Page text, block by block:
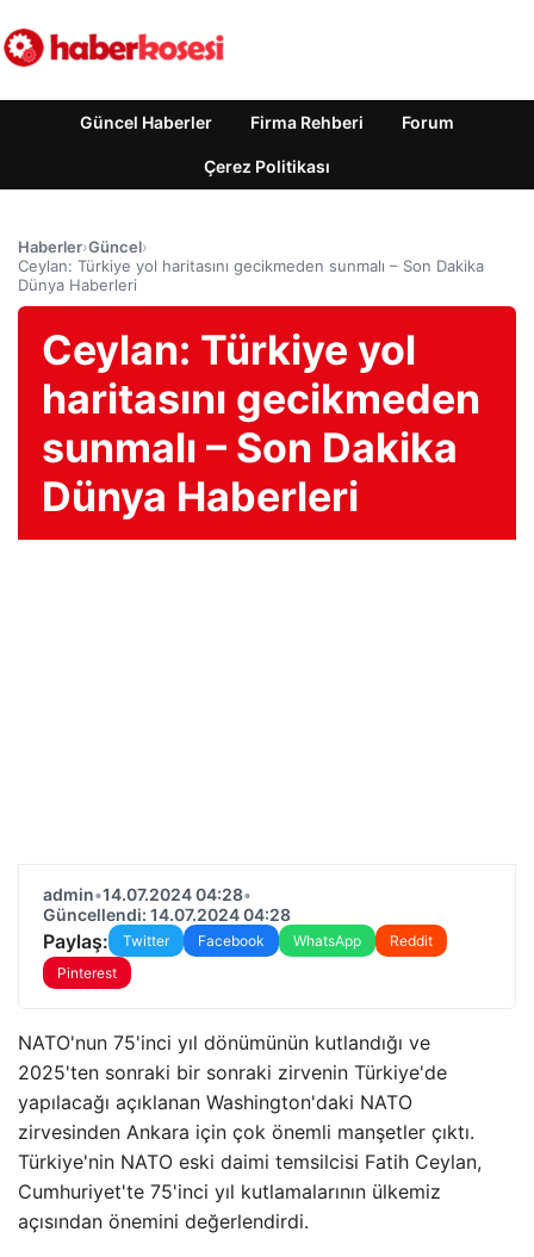
Güncel Haberler Firma Rehberi Forum
Çerez Politikası
Haberler›Güncel›
Ceylan: Türkiye yol haritasını gecikmeden sunmalı – Son Dakika
Dünya Haberleri
Ceylan: Türkiye yol
haritasını gecikmeden
sunmalı – Son Dakika
Dünya Haberleri
admin•14.07.2024 04:28•
Güncellendi: 14.07.2024 04:28
Paylaş: Twitter Facebook WhatsApp
Reddit
Pinterest
NATO'nun 75'inci yıl dönümünün kutlandığı ve
2025'ten sonraki bir sonraki zirvenin Türkiye'de
yapılacağı açıklanan Washington'daki NATO
zirvesinden Ankara için çok önemli manşetler çıktı.
Türkiye'nin NATO eski daimi temsilcisi Fatih Ceylan,
Cumhuriyet'te 75'inci yıl kutlamalarının ülkemiz
açısından önemini değerlendirdi.